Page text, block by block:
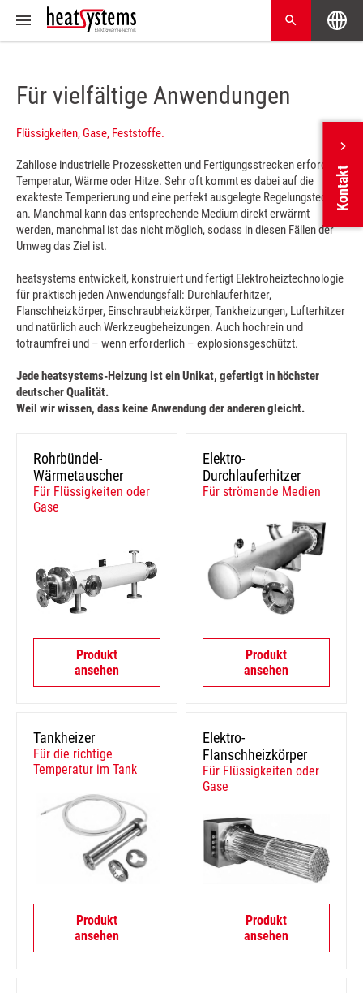
Für vielfältige Anwendungen
Flüssigkeiten, Gase, Feststoffe.
Zahllose industrielle Prozessketten und Fertigungsstrecken erfordern
Temperatur, Wärme oder Hitze. Sehr oft kommt es dabei auf die
exakteste Temperierung und eine perfekt ausgelegte Regelungstechnik
an. Manchmal kann das entsprechende Medium direkt erwärmt
werden, manchmal ist das nicht möglich, sodass in diesen Fällen der
Umweg das Ziel ist.
heatsystems entwickelt, konstruiert und fertigt Elektroheiztechnologie
für praktisch jeden Anwendungsfall: Durchlauferhitzer,
Flanschheizkörper, Einschraubheizkörper, Tankheizungen, Lufterhitzer
und natürlich auch Werkzeugbeheizungen. Auch hochrein und
totraumfrei und – wenn erforderlich – explosionsgeschützt.
Jede heatsystems-Heizung ist ein Unikat, gefertigt in höchster
deutscher Qualität.
Weil wir wissen, dass keine Anwendung der anderen gleicht.
Rohrbündel-
Wärmetauscher
Für Flüssigkeiten oder
Gase
Produkt
ansehen
Elektro-
Durchlauferhitzer
Für strömende Medien
Produkt
ansehen
Tankheizer
Für die richtige
Temperatur im Tank
Produkt
ansehen
Elektro-
Flanschheizkörper
Für Flüssigkeiten oder
Gase
Produkt
ansehen
Kontakt